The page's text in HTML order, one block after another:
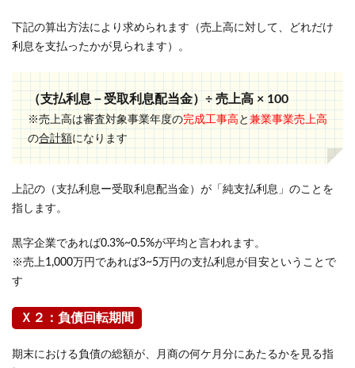
下記の算出方法により求められます（売上高に対して、どれだけ
利息を支払ったかが見られます）。
（支払利息－受取利息配当金）÷ 売上高 × 100
※売上高は審査対象事業年度の完成工事高と兼業事業売上高
の合計額になります
上記の（支払利息ー受取利息配当金）が「純支払利息」のことを
指します。
黒字企業であれば0.3%~0.5%が平均と言われます。
※売上1,000万円であれば3~5万円の支払利息が目安ということで
す
Ｘ２：負債回転期間
期末における負債の総額が、月商の何ケ月分にあたるかを見る指